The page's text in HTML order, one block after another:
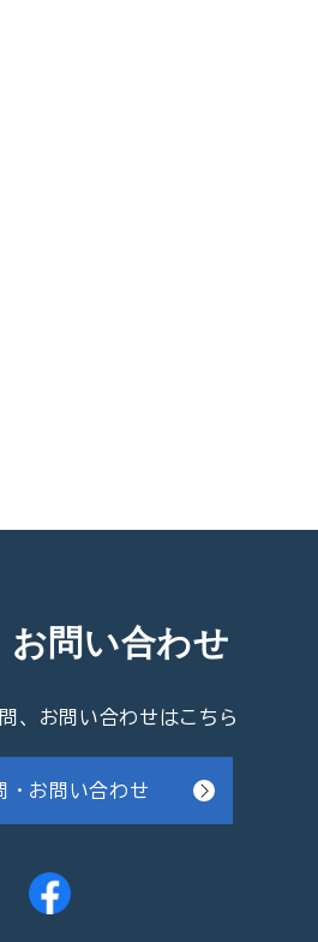
お問い合わせ
、お問い合わせはこちら
・お問い合わせ